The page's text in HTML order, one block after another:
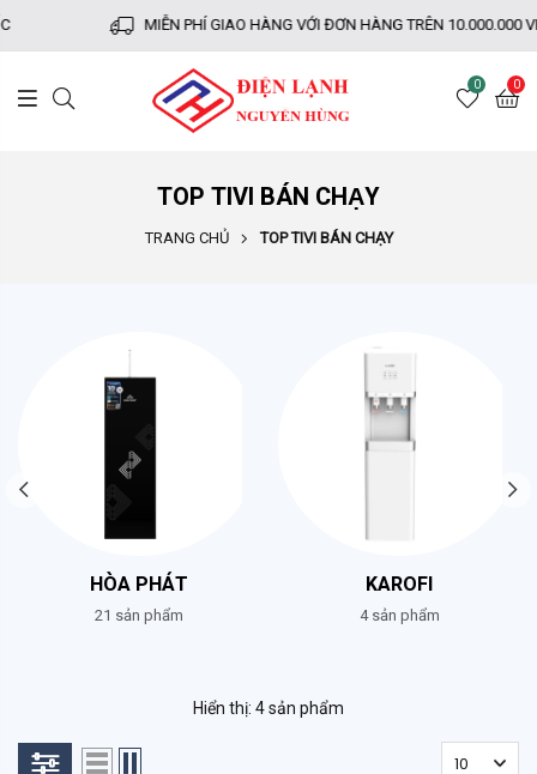
MIỄN PHÍ GIAO HÀNG VỚI ĐƠN HÀNG TRÊN 10.000.000
0 0
TOP TIVI BÁN CHẠY
TRANG CHỦ TOP TIVI BÁN CHẠY
HÒA PHÁT
21 sản phẩm
KAROFI
4 sản phẩm
Hiển thị: 4 sản phẩm